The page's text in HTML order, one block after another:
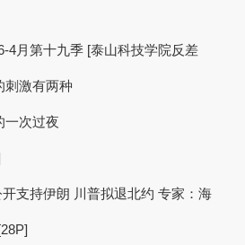
4月第十九季 [泰山科技学院反差
刺激有两种
一次过夜
支持伊朗 川普拟退北约 专家：海